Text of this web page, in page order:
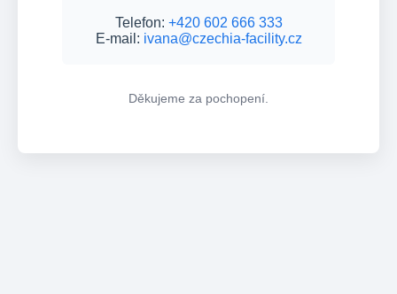
Telefon: +420 602 666 333
E-mail: ivana@czechia-facility.cz
Děkujeme za pochopení.